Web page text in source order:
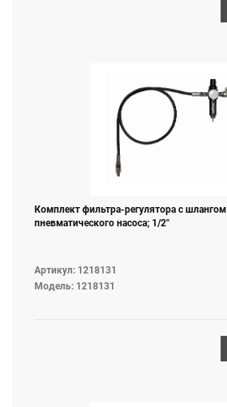
Комплект фильтра-регулятора с
пневматического насоса; 1/2"
Артикул: 1218131
Модель: 1218131